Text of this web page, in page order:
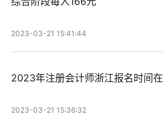
2023-03-21 15:41:44
2023年注册会计师浙江报名时间
2023-03-21 15:36:32